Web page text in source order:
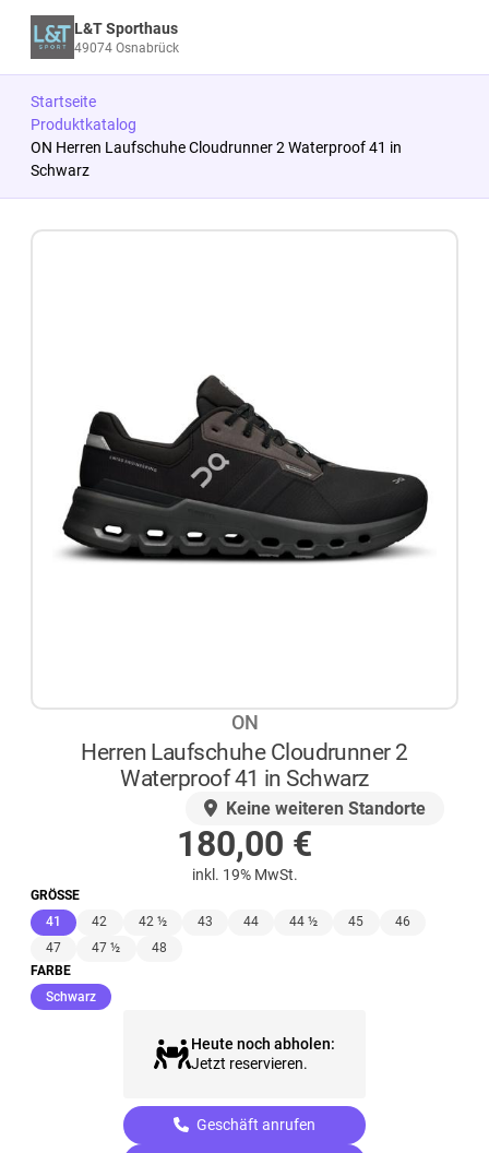
L&T Sporthaus
49074 Osnabrück
Startseite
Produktkatalog
ON Herren Laufschuhe Cloudrunner 2 Waterproof 41 in
Schwarz
ON
Herren Laufschuhe Cloudrunner 2
Waterproof 41 in Schwarz
Keine weiteren Standorte
180,00 €
inkl. 19% MwSt.
GRÖSSE
41
(ausgewählt)
42 42 ½ 43 44 44 ½ 45
46
47
47 ½
48
FARBE
Schwarz(ausgewählt)
Heute noch abholen:
Jetzt reservieren.
Geschäft anrufen